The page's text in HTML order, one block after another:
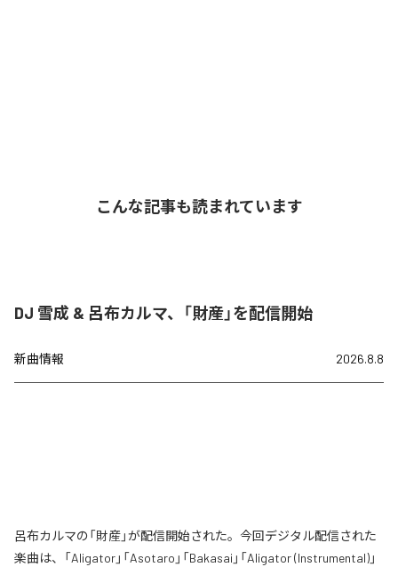
こんな記事も読まれています
DJ 雪成 & 呂布カルマ、「財産」を配信開始
新曲情報 2026.8.8
呂布カルマの「財産」が配信開始された。今回デジタル配信された
楽曲は、「Aligator」「Asotaro」「Bakasai」「Aligator (Instrumental)」